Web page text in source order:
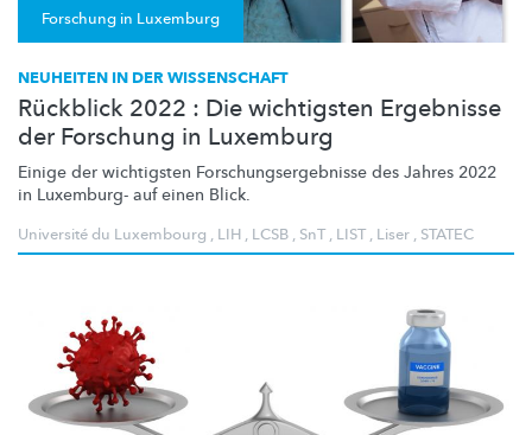
Forschung in Luxemburg
NEUHEITEN IN DER WISSENSCHAFT
Rückblick 2022 : Die wichtigsten Ergebnisse
der Forschung in Luxemburg
Einige der wichtigsten Forschungsergebnisse des Jahres 2022
in Luxemburg- auf einen Blick.
Université du Luxembourg , LIH , LCSB , SnT, LIST, Liser , STATEC